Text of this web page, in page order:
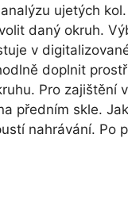
ujetých
daný okruh.
v
doplnit
Pro zajištění
předním skle.
nahrávání. Po